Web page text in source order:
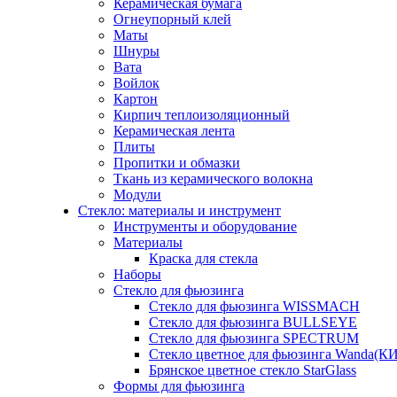
Керамическая бумага
Огнеупорный клей
Маты
Шнуры
Вата
Войлок
Картон
Кирпич теплоизоляционный
Керамическая лента
Плиты
Пропитки и обмазки
Ткань из керамического волокна
Модули
Стекло: материалы и инструмент
Инструменты и оборудование
Материалы
Краска для стекла
Наборы
Стекло для фьюзинга
Стекло для фьюзинга WISSMACH
Стекло для фьюзинга BULLSEYE
Стекло для фьюзинга SPECTRUM
Стекло цветное для фьюзинга
Брянское цветное стекло StarGlass
Формы для фьюзинга